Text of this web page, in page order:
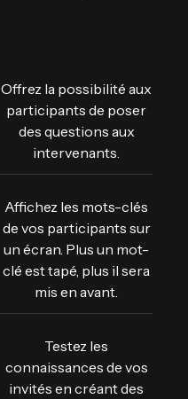
Offrez la possibilité aux
participants de poser
des questions aux
intervenants.
Affichez les mots-clés
de vos participants sur
un écran. Plus un mot-
clé est tapé, plus il sera
mis en avant.
Testez les
connaissances de vos
invités en créant des